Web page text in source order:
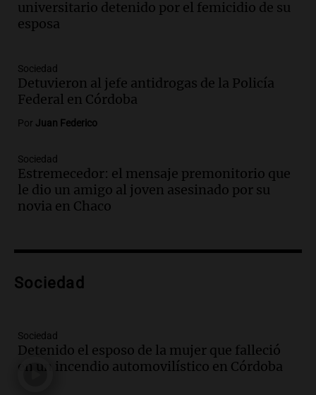
Noticias Rosario
Episodios
cárcel federal de máxima seguridad:
"Buscamos evitar que dirija delitos"
Noticias Rosario
Episodios
propiedad privada sin controvertido
capítulo de tierras hoy a las 14 horas
Noticias
Episodios
vivo en Culiacán, Sinaloa
Episodios
celular en Córdoba
Noticias
Episodios
universitario detenido por el femicidio de su
esposa
Sociedad
Detuvieron al jefe antidrogas de la Policía
Federal en Córdoba
Por Juan Federico
Sociedad
Estremecedor: el mensaje premonitorio que
le dio un amigo al joven asesinado por su
novia en Chaco
Sociedad
Sociedad
Detenido el esposo de la mujer que falleció
en un incendio automovilístico en Córdoba